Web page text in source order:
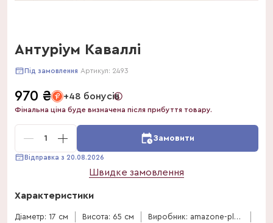
Антуріум Каваллі
Під замовлення Артикул: 2493
970 ₴ +48 бонусів
Фінальна ціна буде визначена після прибуття товару.
1 Замовити
Відправка з 20.08.2026
Швидке замовлення
Характеристики
Діаметр: 17 см Висота: 65 см
Виробник: amazone-plants